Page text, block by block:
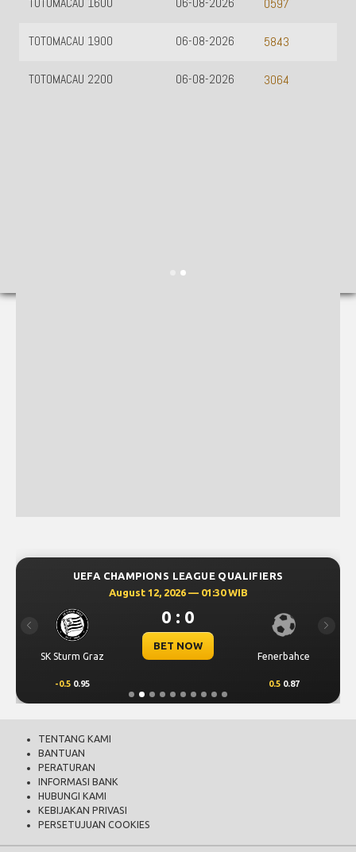
UEFA CHAMPIONS LEAGUE QUALIFIERS
August 12, 2026 — 01:30 WIB
SK Sturm Graz
0 : 0
BET NOW
Fenerbahce
-0.5 0.95 0.5 0.87
Previous Next
TOTOMACAU 1600 0597
06-08-2026
TOTOMACAU 1900 5843
06-08-2026
TOTOMACAU 2200 3064
06-08-2026
TENTANG KAMI
BANTUAN
PERATURAN
INFORMASI BANK
HUBUNGI KAMI
KEBIJAKAN PRIVASI
PERSETUJUAN COOKIES